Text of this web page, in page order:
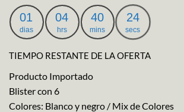
01
dias
04
hrs
40
mins
24
secs
TIEMPO RESTANTE DE LA OFERTA
Producto Importado
Blister con 6
Colores: Blanco y negro / Mix de Colores